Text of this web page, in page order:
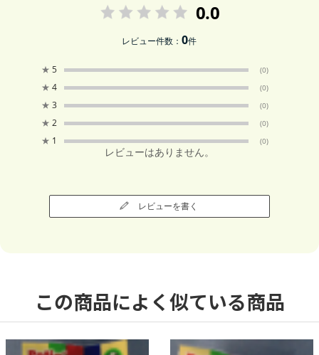
0.0
レビュー件数：0件
★ 5 (0)
★ 4 (0)
★ 3 (0)
★ 2 (0)
★ 1 (0)
レビューはありません。
レビューを書く
この商品によく似ている商品